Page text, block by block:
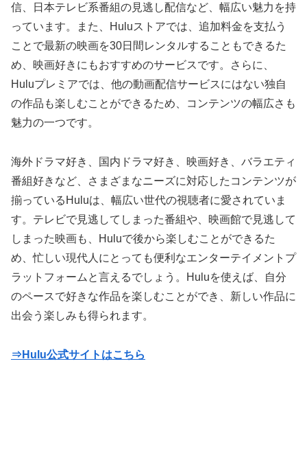
信、日本テレビ系番組の見逃し配信など、幅広い魅力を持
っています。また、Huluストアでは、追加料金を支払う
ことで最新の映画を30日間レンタルすることもできるた
め、映画好きにもおすすめのサービスです。さらに、
Huluプレミアでは、他の動画配信サービスにはない独自
の作品も楽しむことができるため、コンテンツの幅広さも
魅力の一つです。
海外ドラマ好き、国内ドラマ好き、映画好き、バラエティ
番組好きなど、さまざまなニーズに対応したコンテンツが
揃っているHuluは、幅広い世代の視聴者に愛されていま
す。テレビで見逃してしまった番組や、映画館で見逃して
しまった映画も、Huluで後から楽しむことができるた
め、忙しい現代人にとっても便利なエンターテイメントプ
ラットフォームと言えるでしょう。Huluを使えば、自分
のペースで好きな作品を楽しむことができ、新しい作品に
出会う楽しみも得られます。
⇒Hulu公式サイトはこちら